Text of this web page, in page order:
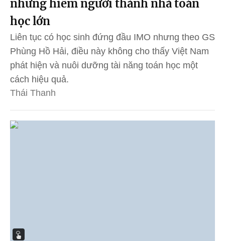
nhưng hiếm người thành nhà toán
học lớn
Liên tục có học sinh đứng đầu IMO nhưng theo GS
Phùng Hồ Hải, điều này không cho thấy Việt Nam
phát hiện và nuôi dưỡng tài năng toán học một
cách hiệu quả.
Thái Thanh